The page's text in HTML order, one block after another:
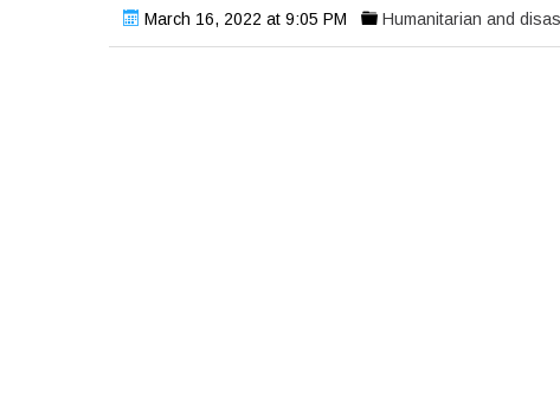
March 16, 2022 at 9:05 PM Humanitarian and